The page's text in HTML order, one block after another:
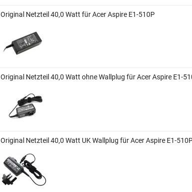
Original Netzteil 40,0 Watt für Acer Aspire E1-510P
Original Netzteil 40,0 Watt ohne Wallplug für Acer Aspire E1-
Original Netzteil 40,0 Watt UK Wallplug für Acer Aspire E1-